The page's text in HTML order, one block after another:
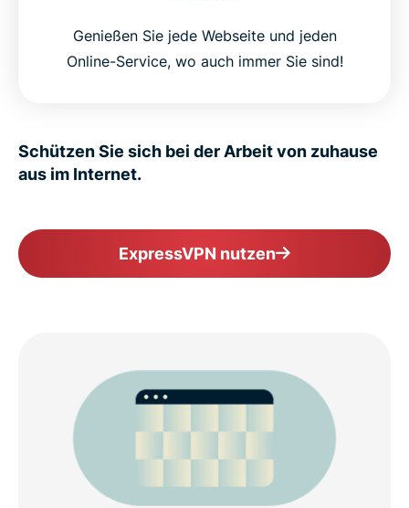
Genießen Sie jede Webseite und jeden
Online-Service, wo auch immer Sie sind!
Schützen Sie sich bei der Arbeit von zuhause
aus im Internet.
ExpressVPN nutzen